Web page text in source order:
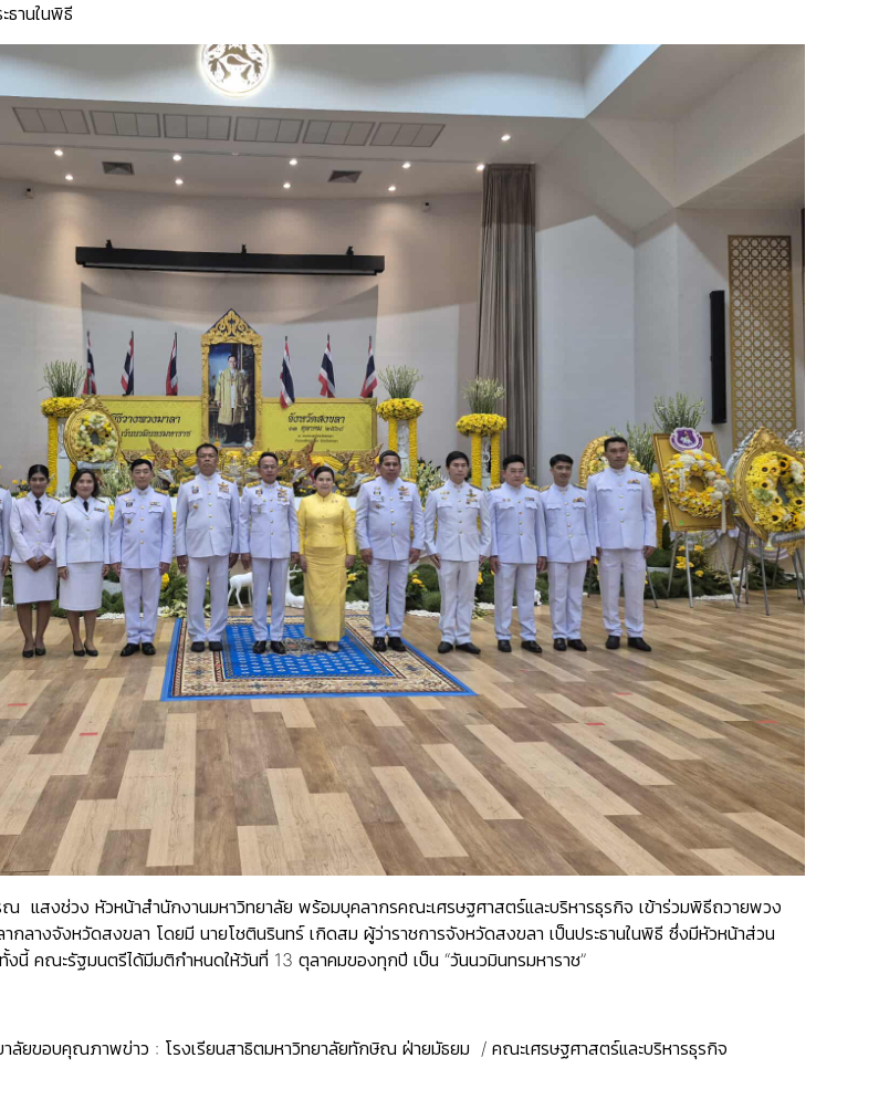
ธานในพิธี
ณ แสงช่วง หัวหน้าสำนักงานมหาวิทยาลัย พร้อมบุคลากรคณะเศรษฐศาสตร์และบริหารธุรกิจ เข้าร่วมพิธีถวายพวง
กลางจังหวัดสงขลา โดยมี นายโชตินรินทร์ เกิดสม ผู้ว่าราชการจังหวัดสงขลา เป็นประธานในพิธี ซึ่งมีหัวหน้าส่วน
นี้ คณะรัฐมนตรีได้มีมติกำหนดให้วันที่ 13 ตุลาคมของทุกปี เป็น “วันนวมินทรมหาราช”
ลัยขอบคุณภาพข่าว : โรงเรียนสาธิตมหาวิทยาลัยทักษิณ ฝ่ายมัธยม / คณะเศรษฐศาสตร์และบริหารธุรกิจ